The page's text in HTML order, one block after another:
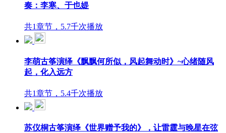
奏：李寒、于也媞
共1章节，5.7千次播放
李萌古筝演绎《飘飘何所似，风起舞动时》~心绪随风
起，化入远方
共1章节，5.4千次播放
苏仪桐古筝演绎《世界赠予我的》，让雷霆与晚星在弦